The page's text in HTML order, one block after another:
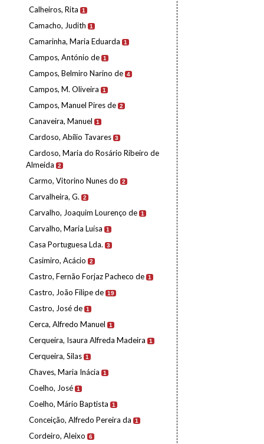
Calheiros, Rita 1
Camacho, Judith 1
Camarinha, Maria Eduarda 1
Campos, António de 1
Campos, Belmiro Narino de 4
Campos, M. Oliveira 1
Campos, Manuel Pires de 2
Canaveira, Manuel 1
Cardoso, Abílio Tavares 3
Cardoso, Maria do Rosário Ribeiro de
Almeida
2
Carmo, Vitorino Nunes do 2
Carvalheira, G. 2
Carvalho, Joaquim Lourenço de 1
Carvalho, Maria Luísa 1
Casa Portuguesa Lda. 3
Casimiro, Acácio 2
Castro, Fernão Forjaz Pacheco de 1
Castro, João Filipe de 19
Castro, José de 1
Cerca, Alfredo Manuel 1
Cerqueira, Isaura Alfreda Madeira 1
Cerqueira, Silas 1
Chaves, Maria Inácia 1
Coelho, José 1
Coelho, Mário Baptista 1
Conceição, Alfredo Pereira da 1
Cordeiro, Aleixo 6